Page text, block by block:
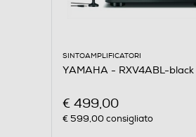
SINTOAMPLIFICATORI
YAMAHA - RXV4ABL-black
€ 499,00
€ 599,00consigliato